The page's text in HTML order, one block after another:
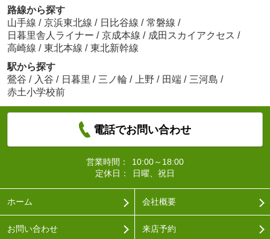
路線から探す
山手線 / 京浜東北線 / 日比谷線 / 常磐線 /
日暮里舎人ライナー / 京成本線 / 成田スカイアクセス /
高崎線 / 東北本線 / 東北新幹線
駅から探す
鶯谷 / 入谷 / 日暮里 / 三ノ輪 / 上野 / 田端 / 三河島 /
赤土小学校前
電話でお問い合わせ
営業時間：
10:00～18:00
定休日：
日曜、祝日
ホーム 会社概要
お問い合わせ 来店予約